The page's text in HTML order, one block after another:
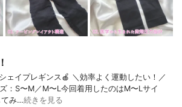
ェイプレギンス🍎 ＼効率よく運動したい！／
：S〜M／M〜L今回着用したのはM〜Lサイ
てみ…続きを見る